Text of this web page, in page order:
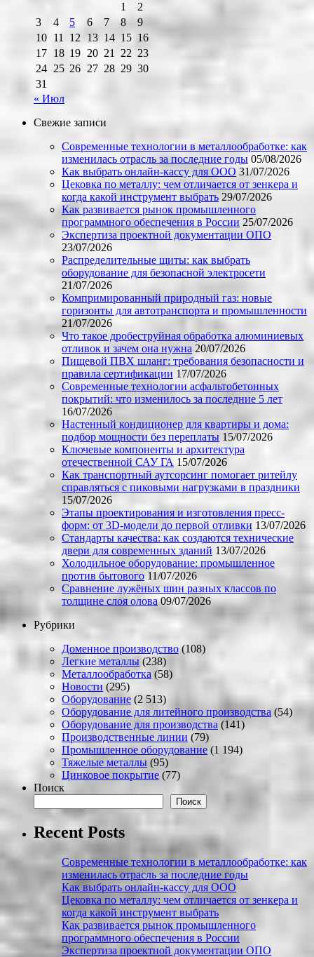
1
2
3
4 5 6 7 8
9
10 11 12 13 14 15 16
17 18 19 20 21 22 23
24 25 26 27 28 29 30
31
« Июл
Свежие записи
Современные технологии в металлообработке: как
изменилась отрасль за последние годы 05/08/2026
Как выбрать онлайн-кассу для ООО 31/07/2026
Цековка по металлу: чем отличается от зенкера и
когда какой инструмент выбрать 29/07/2026
Как развивается рынок промышленного
программного обеспечения в России 25/07/2026
Экспертиза проектной документации ОПО
23/07/2026
Распределительные щиты: как выбрать
оборудование для безопасной электросети
21/07/2026
Компримированный природный газ: новые
горизонты для автотранспорта и промышленности
21/07/2026
Что такое дробеструйная обработка алюминиевых
отливок и зачем она нужна 20/07/2026
Пищевой ПВХ шланг: требования безопасности и
правила сертификации 17/07/2026
Современные технологии асфальтобетонных
покрытий: что изменилось за последние 5 лет
16/07/2026
Настенный кондиционер для квартиры и дома:
подбор мощности без переплаты 15/07/2026
Ключевые компоненты и архитектура
отечественной САУ ГА 15/07/2026
Как транспортный аутсорсинг помогает ритейлу
справляться с пиковыми нагрузками в праздники
15/07/2026
Этапы проектирования и изготовления пресс-
форм: от 3D-модели до первой отливки 13/07/2026
Стандарты качества: как создаются технические
двери для современных зданий 13/07/2026
Холодильное оборудование: промышленное
против бытового 11/07/2026
Сравнение лужёных шин разных классов по
толщине слоя олова 09/07/2026
Рубрики
Доменное производство (108)
Легкие металлы (238)
Металлообработка (58)
Новости (295)
Оборудование (2 513)
Оборудование для литейного производства (54)
Оборудование для производства (141)
Производственные линии (79)
Промышленное оборудование (1 194)
Тяжелые металлы (95)
Цинковое покрытие (77)
Поиск
Поиск
Recent Posts
Современные технологии в металлообработке: как
изменилась отрасль за последние годы
Как выбрать онлайн-кассу для ООО
Цековка по металлу: чем отличается от зенкера и
когда какой инструмент выбрать
Как развивается рынок промышленного
программного обеспечения в России
Экспертиза проектной документации ОПО